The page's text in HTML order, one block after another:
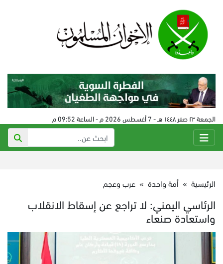
الجمعة ٢٣ صفر ١٤٤٨ هـ - 7 أغسطس 2026 م - الساعة 09:52 م
الرئيسية » أمة واحدة » عرب وعجم
الرئاسي اليمني: لا تراجع عن إسقاط الانقلاب
واستعادة صنعاء